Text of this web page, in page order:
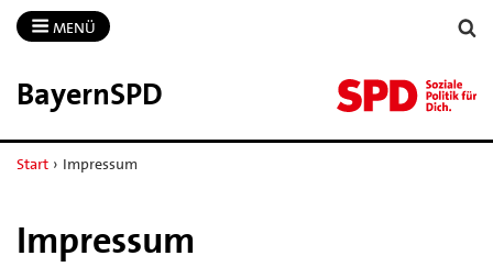
MENÜ
BayernSPD
Start › Impressum
Impressum